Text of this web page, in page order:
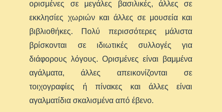
ορισμένες σε μεγάλες βασιλικές, άλλες σε
εκκλησίες χωριών και άλλες σε μουσεία και
βιβλιοθήκες. Πολύ περισσότερες μάλιστα
βρίσκονται σε ιδιωτικές συλλογές για
διάφορους λόγους. Ορισμένες είναι βαμμένα
αγάλματα, άλλες απεικονίζονται σε
τοιχογραφίες ή πίνακες και άλλες είναι
αγαλματίδια σκαλισμένα από έβενο.